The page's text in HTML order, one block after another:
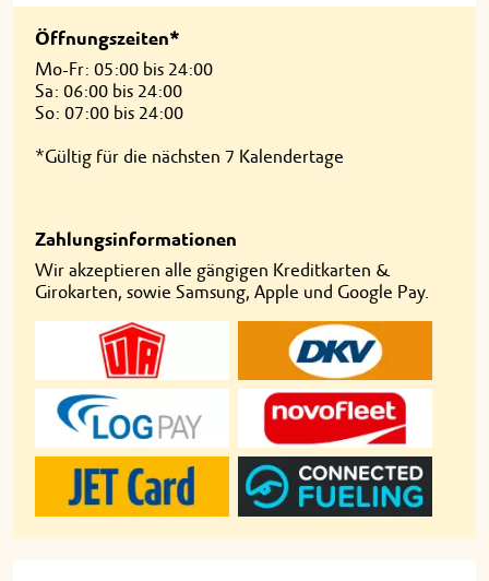
Öffnungszeiten*
Mo-Fr: 05:00 bis 24:00
Sa: 06:00 bis 24:00
So: 07:00 bis 24:00
*Gültig für die nächsten 7 Kalendertage
Zahlungsinformationen
Wir akzeptieren alle gängigen Kreditkarten &
Girokarten, sowie Samsung, Apple und Google Pay.